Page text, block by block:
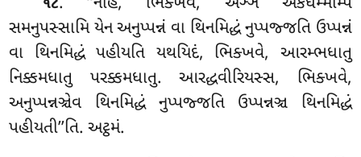
૧૮
સમનુપસ્સામિ યેન અનુપ્પન્નં વા થિનમિદ્ધં નુપ્પજ્જતિ ઉપ્પન્નં
વા થિનમિદ્ધં પહીયતિ યથયિદં, ભિક્ખવે, આરમ્ભધાતુ
નિક્કમધાતુ પરક્કમધાતુ. આરદ્ધવીરિયસ્સ, ભિક્ખવે,
અનુપ્પન્નઞ્ચેવ થિનમિદ્ધં નુપ્પજ્જતિ ઉપ્પન્નઞ્ચ થિનમિદ્ધં
પહીયતી’’તિ. અટ્ઠમં.